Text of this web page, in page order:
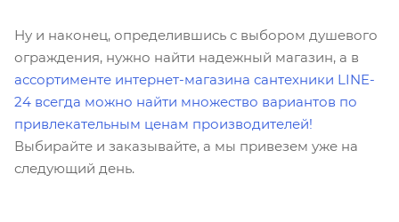
Ну и наконец, определившись с выбором душевого
ограждения, нужно найти надежный магазин, а в
ассортименте интернет-магазина сантехники LINE-
24 всегда можно найти множество вариантов по
привлекательным ценам производителей!
Выбирайте и заказывайте, а мы привезем уже на
следующий день.